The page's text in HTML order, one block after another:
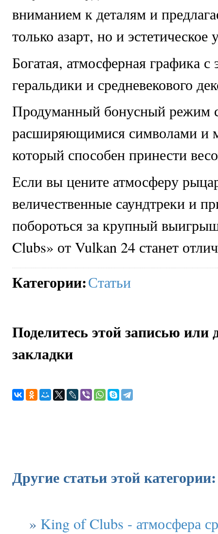
вниманием к деталям и
только азарт, но и эстетическое
Богатая, атмосферная графика с
геральдики и средневекового
Продуманный бонусный режим
расширяющимися символами и
который способен принести
Если вы цените атмосферу
величественные саундтреки и
побороться за крупный
Clubs» от Vulkan 24 станет
Категории:Статьи
Поделитесь этой записью или
закладки
Другие статьи этой категории:
» King of Clubs - атмосфера